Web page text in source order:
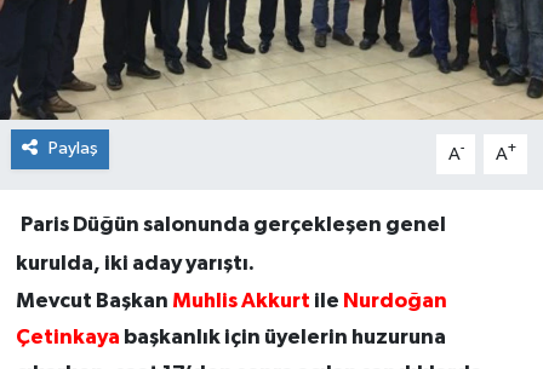
Paylaş A- A+
Paris Düğün salonunda gerçekleşen genel
kurulda, iki aday yarıştı.
Mevcut Başkan Muhlis Akkurt ile Nurdoğan
Çetinkaya başkanlık için üyelerin huzuruna